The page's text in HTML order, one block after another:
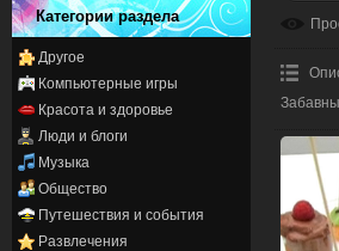
Категории раздела
Другое
Компьютерные игры
Красота и здоровье
Люди и блоги
Музыка
Общество
Путешествия и события
Развлечения